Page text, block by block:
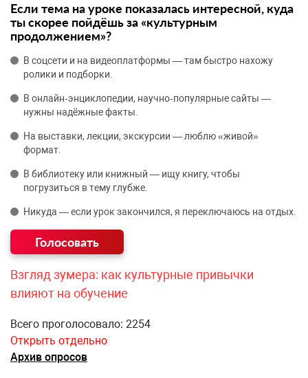
Если тема на уроке показалась интересной, куда
ты скорее пойдёшь за «культурным
продолжением»?
В соцсети и на видеоплатформы — там быстро нахожу
ролики и подборки.
В онлайн‑энциклопедии, научно‑популярные сайты —
нужны надёжные факты.
На выставки, лекции, экскурсии — люблю «живой»
формат.
В библиотеку или книжный — ищу книгу, чтобы
погрузиться в тему глубже.
Никуда — если урок закончился, я переключаюсь на отдых.
Взгляд зумера: как культурные привычки
влияют на обучение
Всего проголосовало: 2254
Открыть отдельно
Архив опросов